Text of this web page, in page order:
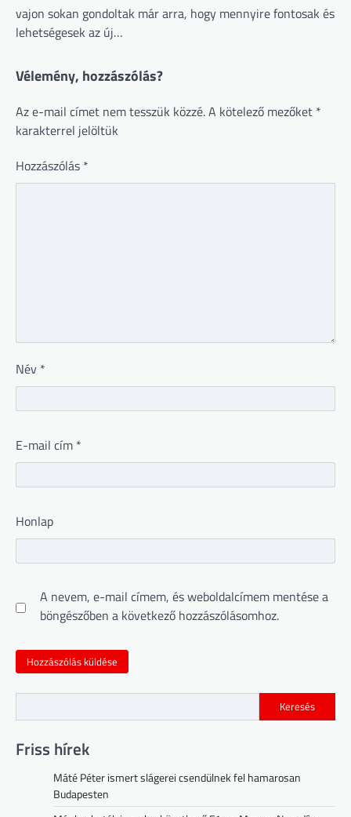
vajon sokan gondoltak már arra, hogy mennyire fontosak és
lehetségesek az új…
Vélemény, hozzászólás?
Az e-mail címet nem tesszük közzé.A kötelező mezőket *
karakterrel jelöltük
Hozzászólás *
Név *
E-mail cím *
Honlap
A nevem, e-mail címem, és weboldalcímem mentése a
böngészőben a következő hozzászólásomhoz.
Keresés
Friss hírek
Máté Péter ismert slágerei csendülnek fel hamarosan
Budapesten